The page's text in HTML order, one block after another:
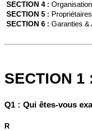
SECTION 4 :
SECTION 5 :
SECTION 6 : Garanties &
SECTION 1
Q1 : Qui êtes-vous